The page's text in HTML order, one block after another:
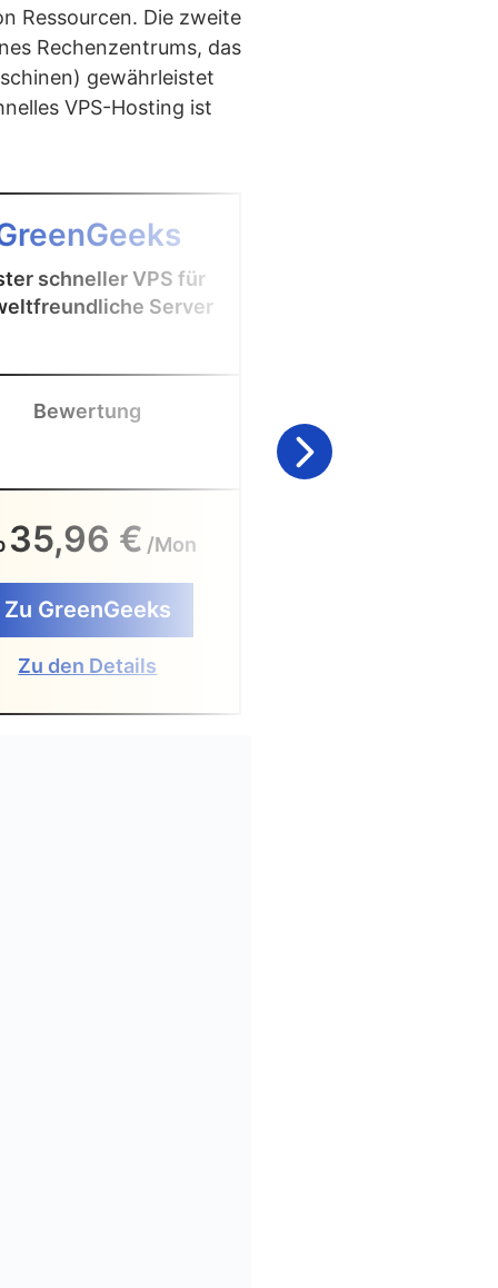
Ressourcen. Die zweite
Rechenzentrums, das
gewährleistet
VPS-Hosting ist
schneller VPS für
Server
Bewertung
35,96 € /Mon
Zu GreenGeeks
Zu den Details